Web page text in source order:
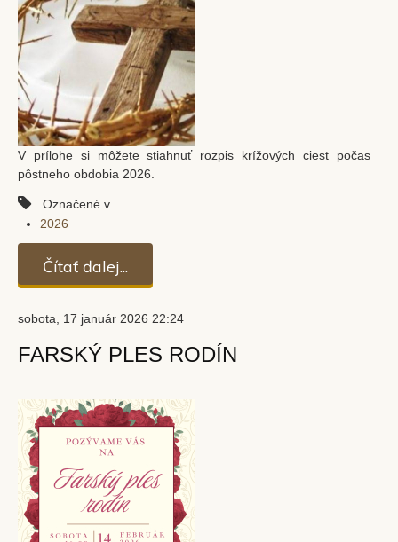
V prílohe si môžete stiahnuť rozpis krížových ciest počas
pôstneho obdobia 2026.
Označené v
2026
Čítať ďalej...
sobota, 17 január 2026 22:24
FARSKÝ PLES RODÍN